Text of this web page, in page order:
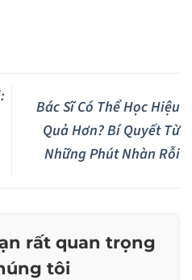
Bác Sĩ Có Thể Học Hiệu
Quả Hơn? Bí Quyết Từ
Những Phút Nhàn Rỗi
rất quan trọng
tôi